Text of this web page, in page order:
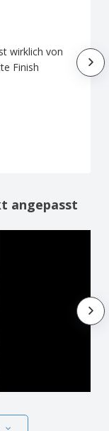
wirklich von
Finish
angepasst